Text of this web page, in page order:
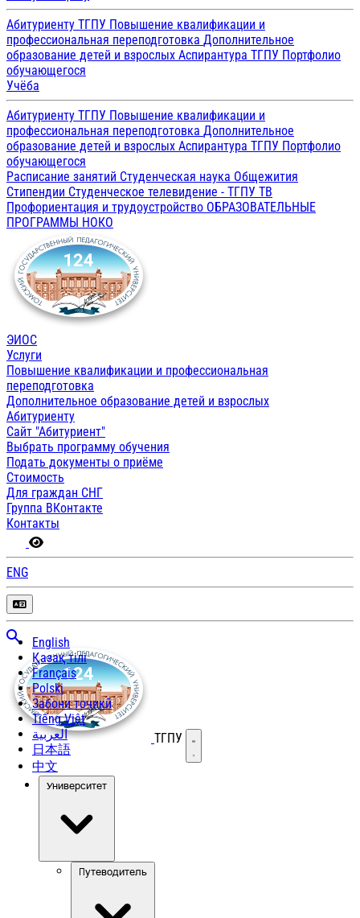
Абитуриенту ТГПУ Повышение квалификации и
профессиональная переподготовка Дополнительное
образование детей и взрослых Аспирантура ТГПУ Портфолио
обучающегося
Учёба
Абитуриенту ТГПУ Повышение квалификации и
профессиональная переподготовка Дополнительное
образование детей и взрослых Аспирантура ТГПУ Портфолио
обучающегося
Расписание занятий Студенческая наука Общежития
Стипендии Студенческое телевидение - ТГПУ ТВ
Профориентация и трудоустройство ОБРАЗОВАТЕЛЬНЫЕ
ПРОГРАММЫ НОКО
ЭИОС
Услуги
Повышение квалификации и профессиональная
переподготовка
Дополнительное образование детей и взрослых
Абитуриенту
Сайт "Абитуриент"
Выбрать программу обучения
Подать документы о приёме
Стоимость
Для граждан СНГ
Группа ВКонтакте
Контакты
ENG
English
Қазақ тілі
Français
Polski
Забони тоҷикӣ
Tiếng Việt
العربية
日本語
中文
ТГПУ Открыть меню
Университет
Путеводитель